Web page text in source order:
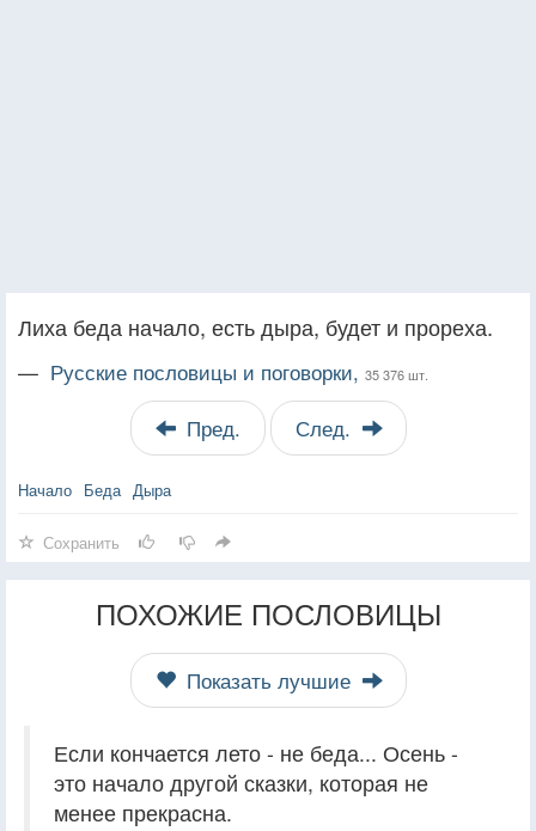
Лиха беда начало, есть дыра, будет и прореха.
— Русские пословицы и поговорки, 35 376 шт.
Пред. След.
Начало Беда Дыра
Сохранить
ПОХОЖИЕ ПОСЛОВИЦЫ
Показать лучшие
Если кончается лето - не беда... Осень -
это начало другой сказки, которая не
менее прекрасна.